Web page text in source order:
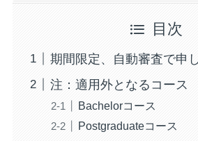
目次
期間限定、自動審査で申
注：適用外となるコース
Bachelorコース
Postgraduateコース